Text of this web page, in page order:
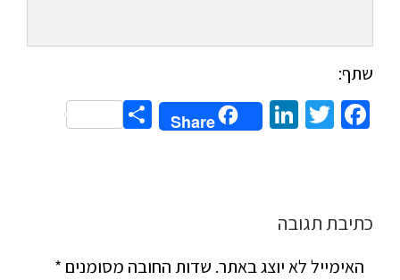
שתף:
Facebook
Twitter
LinkedIn
Share
Share
כתיבת תגובה
האימייל לא יוצג באתר. שדות החובה מסומנים *